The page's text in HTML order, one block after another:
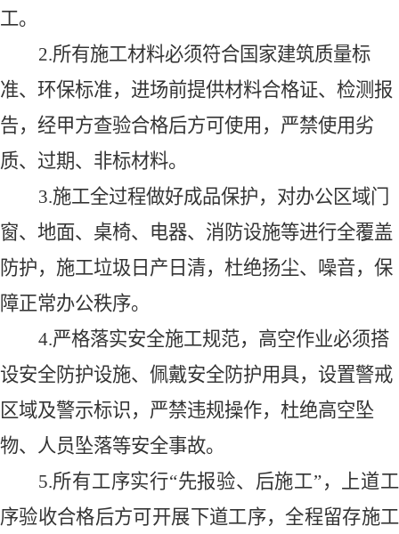
工。
2.所有施工材料必须符合国家建筑质量标
准、环保标准，进场前提供材料合格证、检测报
告，经甲方查验合格后方可使用，严禁使用劣
质、过期、非标材料。
3.施工全过程做好成品保护，对办公区域门
窗、地面、桌椅、电器、消防设施等进行全覆盖
防护，施工垃圾日产日清，杜绝扬尘、噪音，保
障正常办公秩序。
4.严格落实安全施工规范，高空作业必须搭
设安全防护设施、佩戴安全防护用具，设置警戒
区域及警示标识，严禁违规操作，杜绝高空坠
物、人员坠落等安全事故。
5.所有工序实行“先报验、后施工”，上道工
序验收合格后方可开展下道工序，全程留存施工